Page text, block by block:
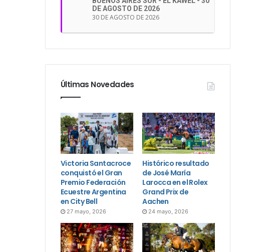
DE AGOSTO DE 2026
30 DE AGOSTO DE 2026
Últimas Novedades
Victoria Santacroce
conquistó el Gran
Premio Federación
Ecuestre Argentina
en City Bell
27 mayo, 2026
Histórico resultado
de José María
Larocca en el Rolex
Grand Prix de
Aachen
24 mayo, 2026